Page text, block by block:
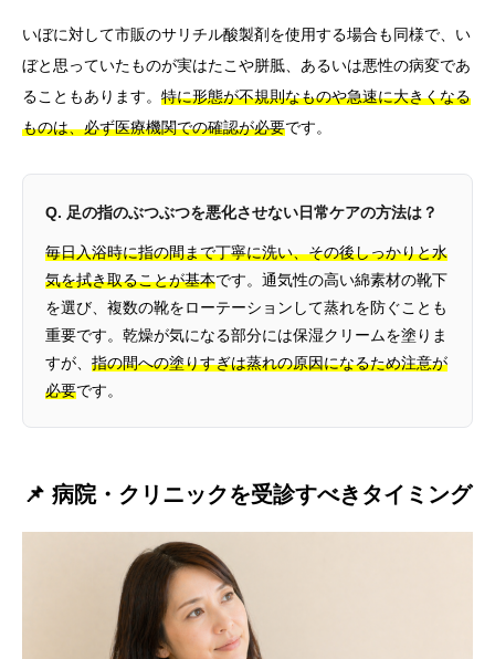
いぼに対して市販のサリチル酸製剤を使用する場合も同様で、い
ぼと思っていたものが実はたこや胼胝、あるいは悪性の病変であ
ることもあります。 特に形態が不規則なものや急速に大きくなる
ものは、必ず医療機関での確認が必要です。
Q. 足の指のぶつぶつを悪化させない日常ケアの方法は？
毎日入浴時に指の間まで丁寧に洗い、その後しっかりと水
気を拭き取ることが基本です。通気性の高い綿素材の靴下
を選び、複数の靴をローテーションして蒸れを防ぐことも
重要です。乾燥が気になる部分には保湿クリームを塗りま
すが、 指の間への塗りすぎは蒸れの原因になるため注意が
必要です。
📌 病院・クリニックを受診すべきタイミング